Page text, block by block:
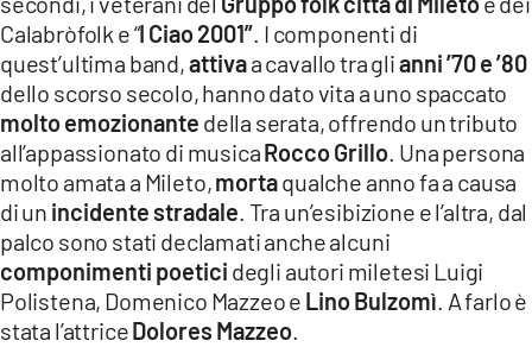
Calabròfolk e “I Ciao 2001”. I componenti di
quest’ultima band,attivaa cavallo tra glianni’70 e ’80
dello scorso secolo, hanno dato vita a uno spaccato
moltoemozionante della serata, offrendo un tributo
all’appassionato di musicaRocco Grillo. Una persona
molto amata a Mileto,mortaqualche anno fa a causa
di un incidente stradale. Tra un’esibizione e l’altra, dal
palco sono stati declamati anche alcuni
componimenti poetici degli autori miletesi Luigi
Polistena, Domenico Mazzeo e Lino Bulzomì. A farlo è
stata l’attriceDolores Mazzeo.